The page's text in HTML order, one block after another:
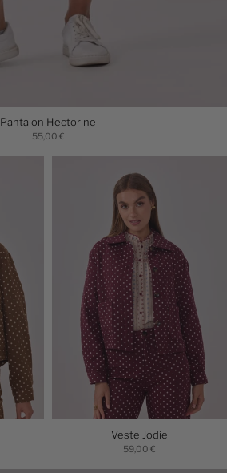
Pantalon Hectorine
55,00 €
Veste Jodie
59,00 €